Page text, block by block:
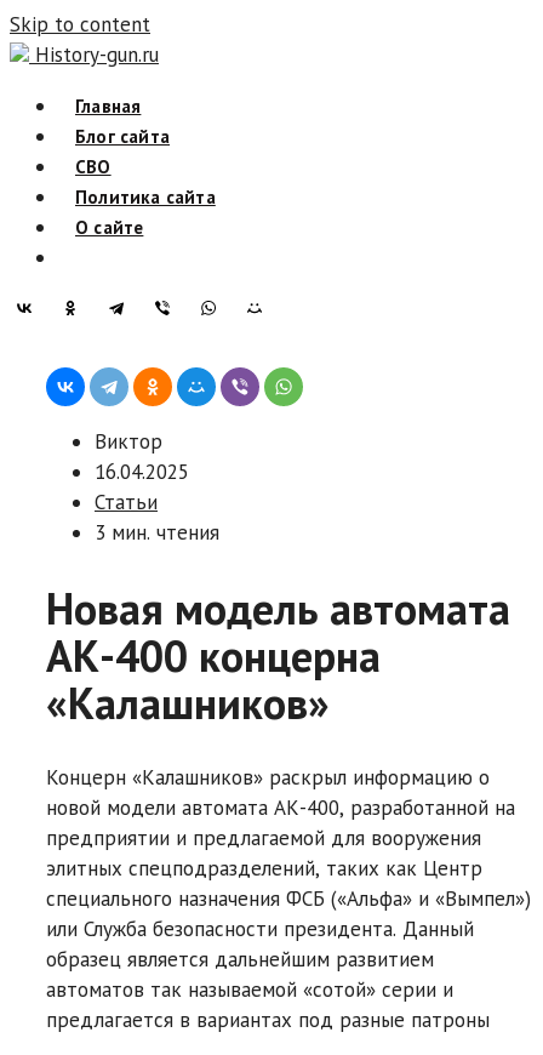
Skip to content
History-gun.ru
Главная
Блог сайта
СВО
Политика сайта
О сайте
Виктор
16.04.2025
Статьи
3 мин. чтения
Новая модель автомата
АК-400 концерна
«Калашников»
Концерн «Калашников» раскрыл информацию о
новой модели автомата АК-400, разработанной на
предприятии и предлагаемой для вооружения
элитных спецподразделений, таких как Центр
специального назначения ФСБ («Альфа» и «Вымпел»)
или Служба безопасности президента. Данный
образец является дальнейшим развитием
автоматов так называемой «сотой» серии и
предлагается в вариантах под разные патроны